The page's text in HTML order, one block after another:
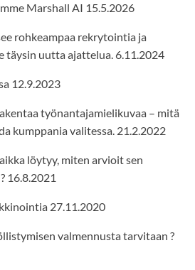
Marshall AI 15.5.2026
rohkeampaa rekrytointia ja
täysin uutta ajattelua. 6.11.2024
12.9.2023
työnantajamielikuvaa – mitä
kumppania valitessa. 21.2.2022
löytyy, miten arvioit sen
16.8.2021
27.11.2020
valmennusta tarvitaan ?